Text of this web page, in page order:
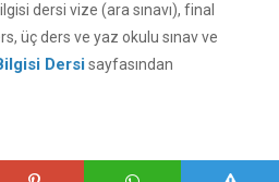
dersi vize (ara sınavı), final
üç ders ve yaz okulu sınav ve
Dersisayfasından